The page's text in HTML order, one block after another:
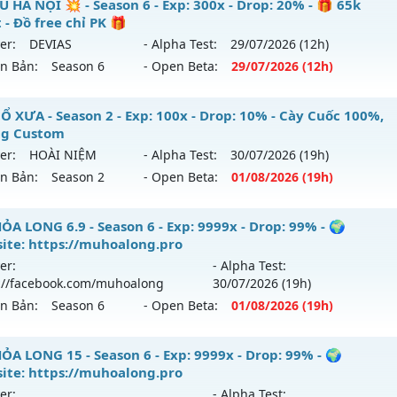
chienthan - 99
mới ra tháng 08 2026 - Mở máy chủChiến thần
99x - Drop: 20%
loại: Mu Nguyên bản Webzen
Anti 8x
HÀ NỘI 💥 - Season 6 - Exp: 300x - Drop: 20% - 🎁 65k
- Đồ free chỉ PK 🎁
DEVIAS - Alpha Test: 29/07/2026 (12h)
Bản:
Season 6 - Open Beta: 29/07/2026 (12h)
MU HÀ NỘI 💥 - 🎁 65k Point - Đồ free chỉ PK 🎁
mới ra tháng 07 2026 - Mở máy chủDEVIASvào 12h ngày
300x - Drop: 20%
loại: Mu Custom thêm đồ mới
BDCAM
XƯA - Season 2 - Exp: 100x - Drop: 10% - Cày Cuốc 100%,
Custom
HOÀI NIỆM - Alpha Test: 30/07/2026 (19h)
Bản:
Season 2 - Open Beta: 01/08/2026 (19h)
CỔ XƯA - Cày Cuốc 100%, Không Custom
mới ra tháng 08 2026 - Mở máy chủ
HOÀI NIỆM
100x - Drop: 10%
loại: Mu Nguyên bản Webzen
Phiên bản mới nhất
LONG 6.9 - Season 6 - Exp: 9999x - Drop: 99% - 🌍
https://muhoalong.pro
facebook.com/muhoalong
- Alpha Test:
30/07/2026 (19h)
Bản:
Season 6 - Open Beta: 01/08/2026 (19h)
LONG 6.9 - 🌍 Website: https://muhoalong.pro
ra tháng 08 2026 - Mở máy chủhttps://facebook.com/
LONG 15 - Season 6 - Exp: 9999x - Drop: 99% - 🌍
https://muhoalong.pro